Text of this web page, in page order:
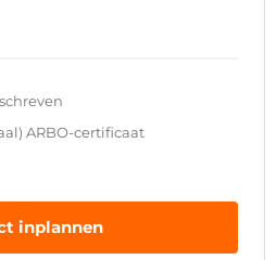
ARBO-certificaat
inplannen